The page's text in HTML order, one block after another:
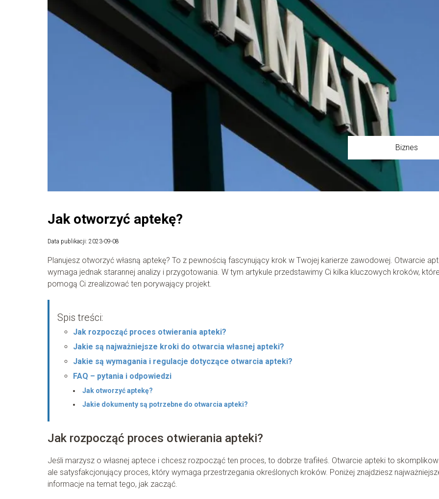
Biznes
Jak otworzyć aptekę?
Data publikacji: 2023-09-08
Planujesz otworzyć własną aptekę? To z pewnością fascynujący krok w Twojej karierze zawodowej. Otwarcie
wymaga jednak starannej analizy i przygotowania. W tym artykule przedstawimy Ci kilka kluczowych kroków,
pomogą Ci zrealizować ten porywający projekt.
Spis treści:
Jak rozpocząć proces otwierania apteki?
Jakie są najważniejsze kroki do otwarcia własnej apteki?
Jakie są wymagania i regulacje dotyczące otwarcia apteki?
FAQ – pytania i odpowiedzi
Jak otworzyć aptekę?
Jakie dokumenty są potrzebne do otwarcia apteki?
Jak rozpocząć proces otwierania apteki?
Jeśli marzysz o własnej aptece i chcesz rozpocząć ten proces, to dobrze trafiłeś. Otwarcie apteki to
ale satysfakcjonujący proces, który wymaga przestrzegania określonych kroków. Poniżej znajdziesz
informacje na temat tego, jak zacząć.